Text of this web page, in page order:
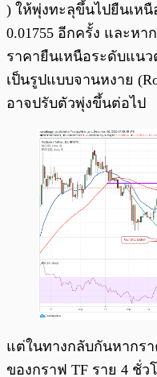
) ให้พุ่งทะลุขึ้นไปยืนเห
0.01755 อีกครั้ง และห
ราคายืนเหนือระดับแนว
เป็นรูปแบบจานหงาย
อาจปรับตัวพุ่งขึ้นต่อไป
แต่ในทางกลับกันหากรา
ของกราฟ TF ราย 4 ชั่ว